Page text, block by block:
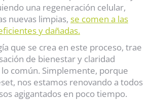
una regeneración celular,
nuevas limpias, se comen a las
y dañadas.
que se crea en este proceso, trae
de bienestar y claridad
común. Simplemente, porque
nos estamos renovando a todos
agigantados en poco tiempo.